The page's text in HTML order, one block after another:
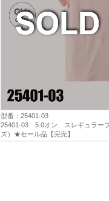
型番：25401-03
25401-03 5.0オン スレギュラー
ズ）★セール品【完売】